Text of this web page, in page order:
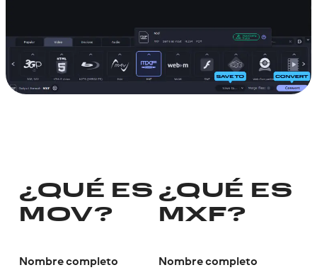
¿QUÉ ES
MOV?
Nombre completo
¿QUÉ ES
MXF?
Nombre completo